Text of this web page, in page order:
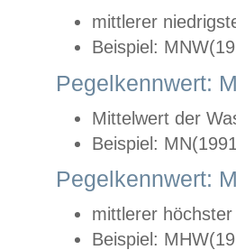
mittlerer
Beispiel:
Pegelkennwert:
Mittelwert der
Beispiel:
Pegelkennwert:
mittlerer
Beispiel: